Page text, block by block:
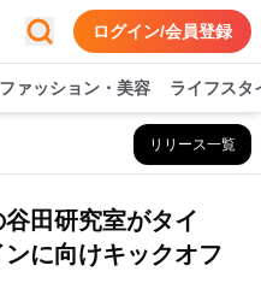
ログイン/会員登録
ファッション・美容 ライフスタ
リリース一覧
谷田研究室がタイ
に向けキックオフ